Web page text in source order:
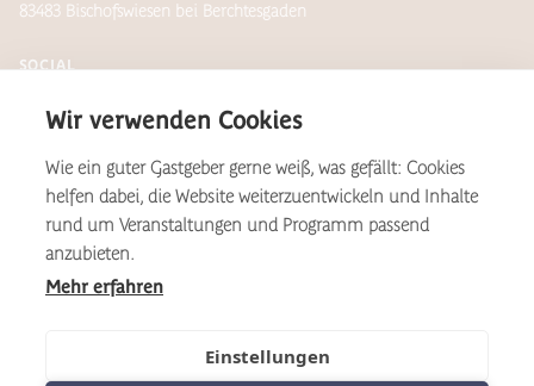
Wir verwenden Cookies
Wie ein guter Gastgeber gerne weiß, was gefällt: Cookies
helfen dabei, die Website weiterzuentwickeln und Inhalte
rund um Veranstaltungen und Programm passend
anzubieten.
Mehr erfahren
Einstellungen
83483 Bischofswiesen bei Berchtesgaden
SOCIAL
Newsletter
*Aus Gründen der Lesbarkeit wird auf dieser Website das
Formulierungsvariante verwendet. Dies gilt im Sinne der
Gleichbehandlung grundsätzlich für alle Geschlechter.